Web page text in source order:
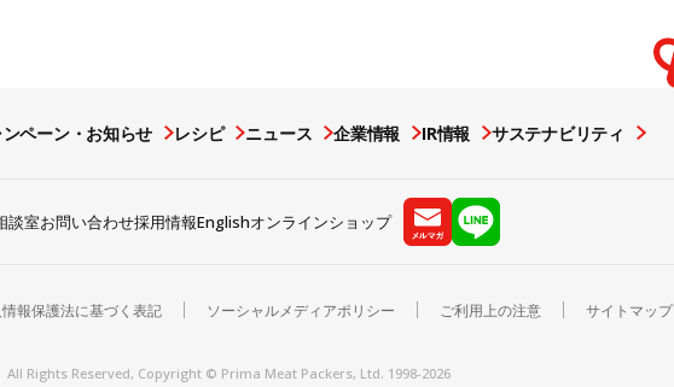
ペーン・お知らせ レシピ ニュース 企業情報 IR情報 サステナビリティ
談室お問い合わせ採用情報Englishオンラインショップ
報保護法に基づく表記 ソーシャルメディアポリシー ご利用上の注意 サイトマップ
All Rights Reserved, Copyright © Prima Meat Packers, Ltd. 1998-2026